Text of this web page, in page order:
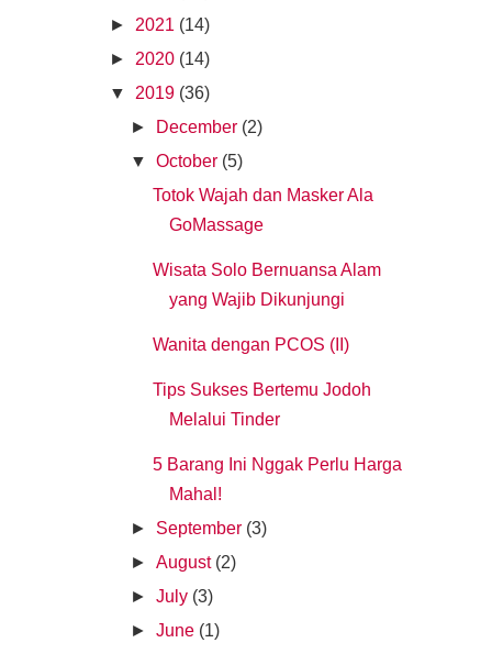
► 2021 (14)
► 2020 (14)
▼
2019 (36)
►
December (2)
▼
October (5)
Totok Wajah dan Masker Ala
GoMassage
Wisata Solo Bernuansa Alam
yang Wajib Dikunjungi
Wanita dengan PCOS (II)
Tips Sukses Bertemu Jodoh
Melalui Tinder
5 Barang Ini Nggak Perlu Harga
Mahal!
► September (3)
►August (2)
►July (3)
►June (1)